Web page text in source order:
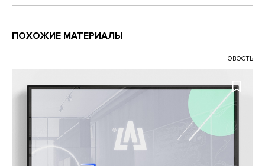
ПОХОЖИЕ МАТЕРИАЛЫ
НОВОСТЬ